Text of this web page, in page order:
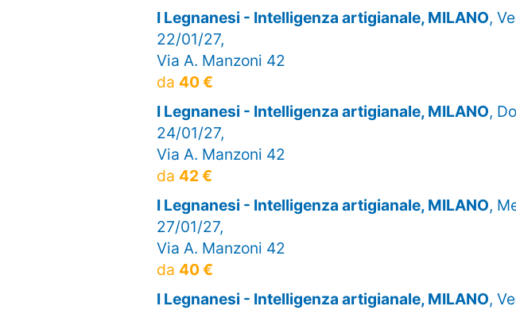
I Legnanesi - Intelligenza artigianale, MILANO,
22/01/27,
Via A. Manzoni 42
da 40 €
I Legnanesi - Intelligenza artigianale, MILANO,
24/01/27,
Via A. Manzoni 42
da 42 €
I Legnanesi - Intelligenza artigianale, MILANO,
27/01/27,
Via A. Manzoni 42
da 40 €
I Legnanesi - Intelligenza artigianale, MILANO,